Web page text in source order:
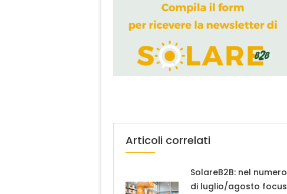
Articoli correlati
SolareB2B: nel numero
di luglio/agosto focus